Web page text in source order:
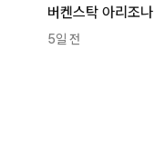
5일 전